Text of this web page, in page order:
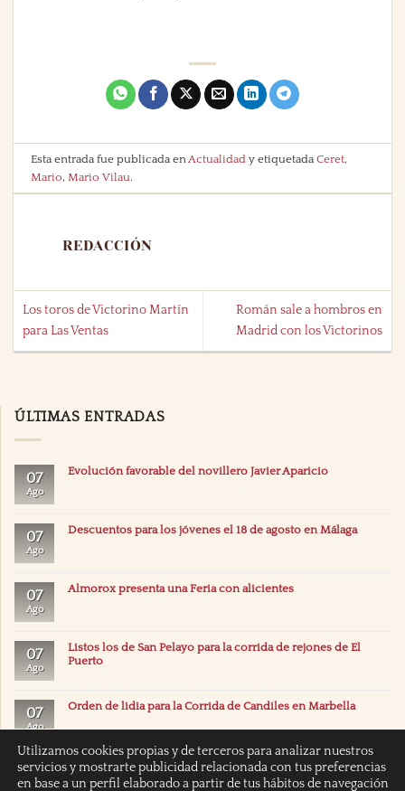
Esta entrada fue publicada en Actualidad y etiquetadaCeret,
Mario, Mario Vilau
REDACCIÓN
Los toros de Victorino Martín
para Las Ventas
Román sale a hombros en
Madrid con los Victorinos
ÚLTIMAS ENTRADAS
07
Ago
Evolución favorable del novillero Javier Aparicio
07
Ago
Descuentos para los jóvenes el 18 de agosto en Málaga
07
Ago
Almorox presenta una Feria con alicientes
07
Ago
Listos los de San Pelayo para la corrida de rejones de El
Puerto
07
Ago
Orden de lidia para la Corrida de Candiles en Marbella
Utilizamos cookies propias y de terceros para analizar nuestros
servicios y mostrarte publicidad relacionada con tus preferencias
en base a un perfil elaborado a partir de tus hábitos de navegación